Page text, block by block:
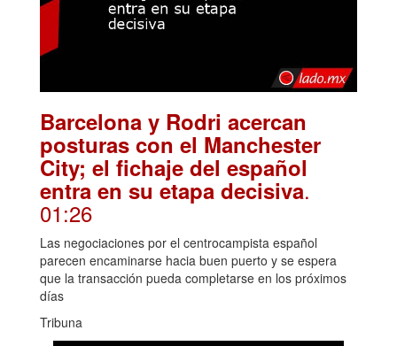
Barcelona y Rodri acercan
posturas con el Manchester
City; el fichaje del español
entra en su etapa decisiva.
01:26
Las negociaciones por el centrocampista español
parecen encaminarse hacia buen puerto y se espera
que la transacción pueda completarse en los próximos
días
Tribuna